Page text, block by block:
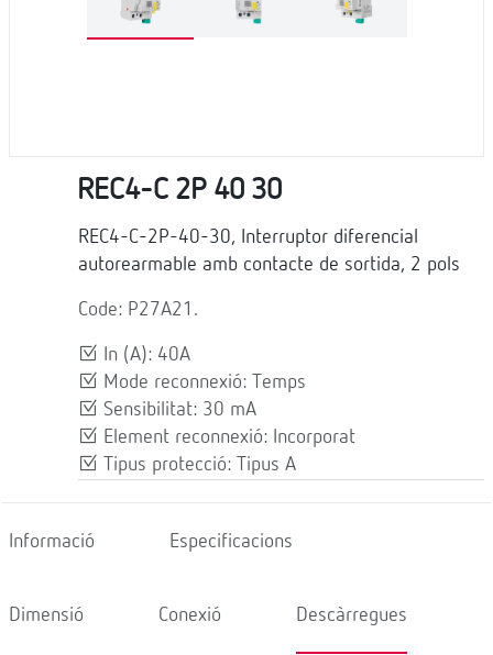
REC4-C 2P 40 30
REC4-C-2P-40-30, Interruptor diferencial
autorearmable amb contacte de sortida, 2 pols
Code: P27A21.
In (A): 40A
Mode reconnexió: Temps
Sensibilitat: 30 mA
Element reconnexió: Incorporat
Tipus protecció: Tipus A
Informació Especificacions
Dimensió Conexió Descàrregues